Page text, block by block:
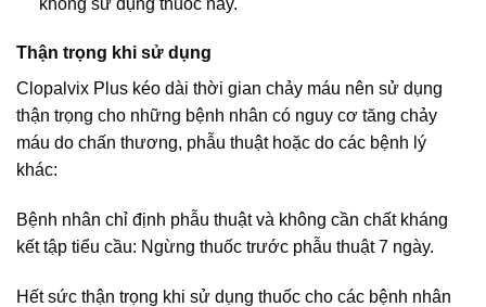
Thận trọng khi sử dụng
Clopalvix Plus kéo dài thời gian chảy máu nên sử dụng
thận trọng cho những bệnh nhân có nguy cơ tăng chảy
máu do chấn thương, phẫu thuật hoặc do các bệnh lý
khác:
Bệnh nhân chỉ định phẫu thuật và không cần chất kháng
kết tập tiểu cầu: Ngừng thuốc trước phẫu thuật 7 ngày.
Hết sức thận trọng khi sử dụng thuốc cho các bệnh nhân